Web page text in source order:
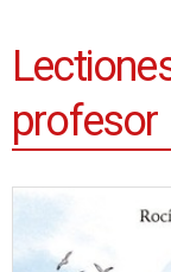
profesor